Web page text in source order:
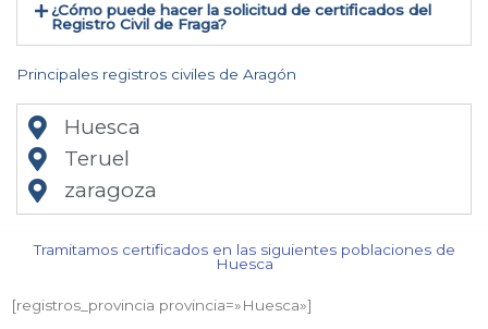
¿Cómo puede hacer la solicitud de certificados del
Registro Civil de Fraga​?
Principales registros civiles de Aragón
Huesca
Teruel
zaragoza
Tramitamos certificados en las siguientes poblaciones de
Huesca​
[registros_provincia provincia=»Huesca​»]